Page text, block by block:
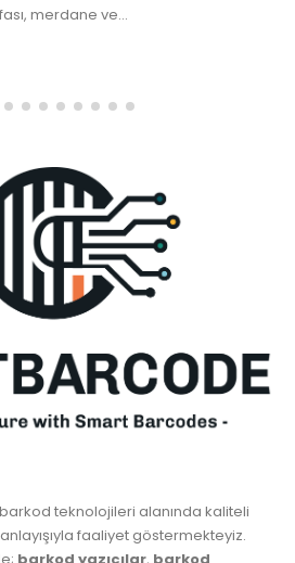
merdane ve...
teknolojileri alanında kaliteli
faaliyet göstermekteyiz.